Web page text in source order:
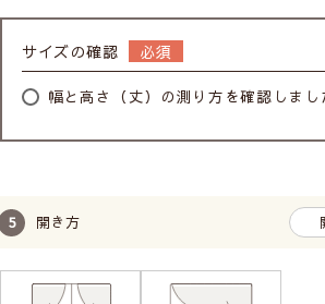
サイズの確認
幅と高さ（丈）の測り方を確認しまし
開き方